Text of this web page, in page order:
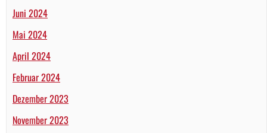
Juni 2024
Mai 2024
April 2024
Februar 2024
Dezember 2023
November 2023